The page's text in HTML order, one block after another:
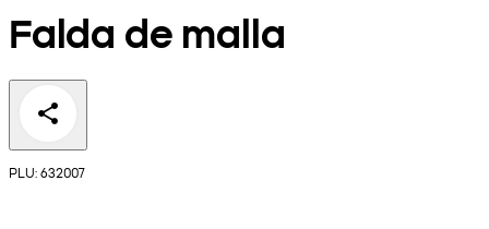
Falda de malla
PLU: 632007